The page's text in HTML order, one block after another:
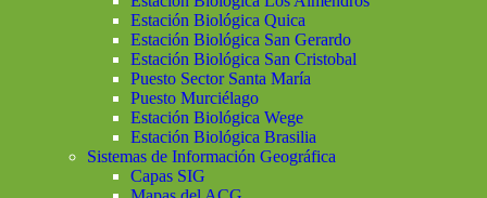
Estación Biológica Quica
Estación Biológica San Gerardo
Estación Biológica San Cristobal
Puesto Sector Santa María
Puesto Murciélago
Estación Biológica Wege
Estación Biológica Brasilia
Sistemas de Información Geográfica
Capas SIG